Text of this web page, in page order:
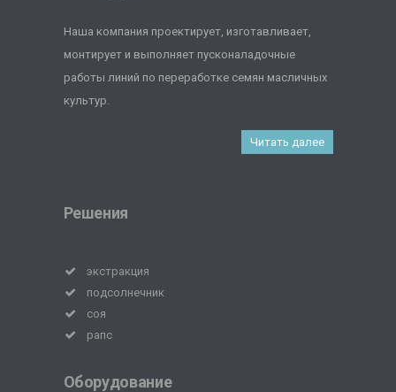
Наша компания проектирует, изготавливает,
монтирует и выполняет пусконаладочные
работы линий по переработке семян масличных
культур.
Читать далее
Решения
экстракция
подсолнечник
соя
рапс
Оборудование